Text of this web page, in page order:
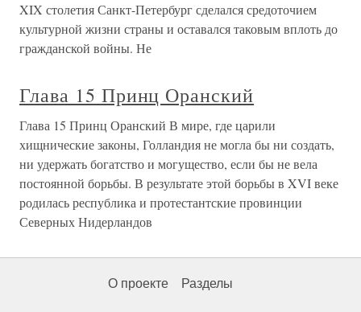
XIX столетия Санкт-Петербург сделался средоточием
культурной жизни страны и оставался таковым вплоть до
гражданской войны. Не
Глава 15 Принц Оранский
Глава 15 Принц Оранский В мире, где царили
хищнические законы, Голландия не могла бы ни создать,
ни удержать богатство и могущество, если бы не вела
постоянной борьбы. В результате этой борьбы в XVI веке
родилась республика и протестантские провинции
Северных Нидерландов
О проекте Разделы